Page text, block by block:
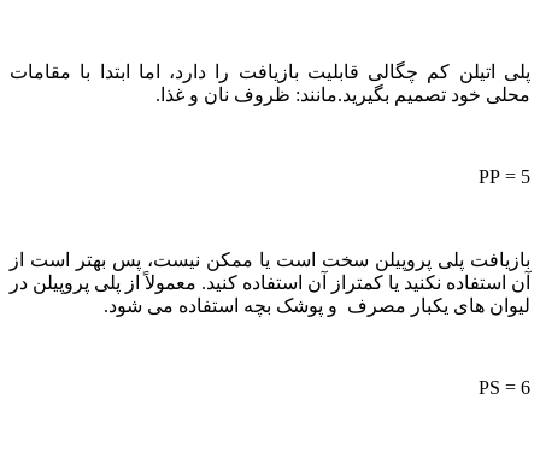
پلی اتیلن کم چگالی قابلیت بازیافت را دارد، اما ابتدا با مقامات
محلی خود تصمیم بگیرید.مانند: ظروف نان و غذا.
5 = PP
بازیافت پلی پروپیلن سخت است یا ممکن نیست، پس بهتر است از
آن استفاده نکنید یا کمتراز آن استفاده کنید. معمولاً از پلی پروپیلن در
لیوان های یکبار مصرف و پوشک بچه استفاده می شود.
6 = PS